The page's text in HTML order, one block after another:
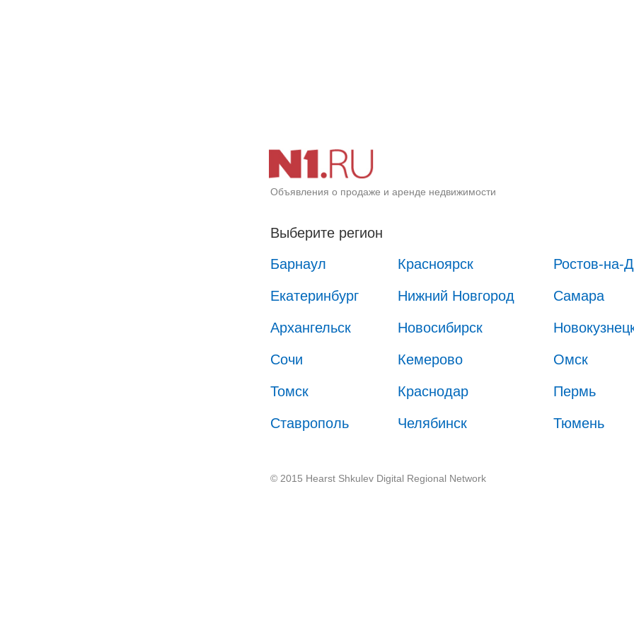
Объявления о продаже и аренде недвижимости
Выберите регион
Барнаул
Красноярск Ростов-на-
Екатеринбург Нижний Новгород Самара
Архангельск Новосибирск
Сочи Кемерово Омск
Томск Краснодар Пермь
Ставрополь Челябинск Тюмень
© 2015 Hearst Shkulev Digital Regional Network